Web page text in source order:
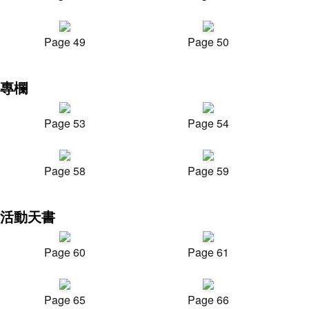
Page 49 Page 50
專欄
Page 53 Page 54
Page 58 Page 59
活動天書
Page 60 Page 61
Page 65 Page 66